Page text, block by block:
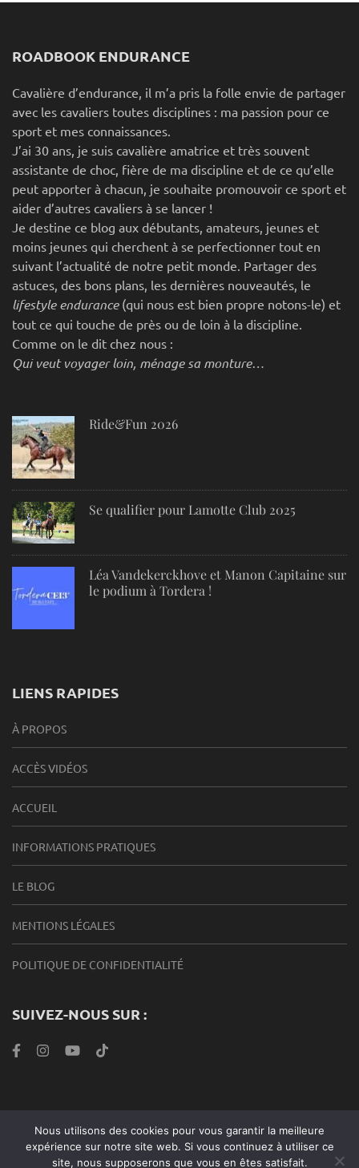
ROADBOOK ENDURANCE
Cavalière d’endurance, il m’a pris la folle envie de partager
avec les cavaliers toutes disciplines : ma passion pour ce
sport et mes connaissances.
J’ai 30 ans, je suis cavalière amatrice et très souvent
assistante de choc, fière de ma discipline et de ce qu’elle
peut apporter à chacun, je souhaite promouvoir ce sport et
aider d’autres cavaliers à se lancer !
Je destine ce blog aux débutants, amateurs, jeunes et
moins jeunes qui cherchent à se perfectionner tout en
suivant l’actualité de notre petit monde. Partager des
astuces, des bons plans, les dernières nouveautés, le
lifestyle endurance(qui nous est bien propre notons-le) et
tout ce qui touche de près ou de loin à la discipline.
Comme on le dit chez nous :
Qui veut voyager loin, ménage sa monture…
Ride&Fun 2026
Se qualifier pour Lamotte Club 2025
Léa Vandekerckhove et Manon Capitaine sur
le podium à Tordera !
LIENS RAPIDES
À PROPOS
ACCÈS VIDÉOS
ACCUEIL
INFORMATIONS PRATIQUES
LE BLOG
MENTIONS LÉGALES
POLITIQUE DE CONFIDENTIALITÉ
SUIVEZ-NOUS SUR :
Roabook Endurance 2024 |Metro Magazine | Développé par
Rara Theme. Propulsé parWordPress.
Nous utilisons des cookies pour vous garantir la meilleure
expérience sur notre site web. Si vous continuez à utiliser ce
site, nous supposerons que vous en êtes satisfait.